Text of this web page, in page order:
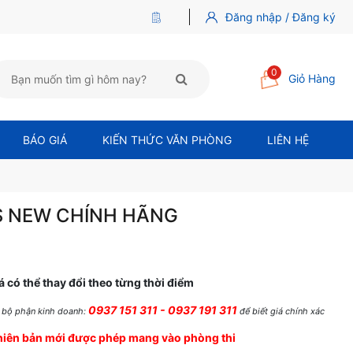
Đăng nhập / Đăng ký
0 Giỏ Hàng
BÁO GIÁ KIẾN THỨC VĂN PHÒNG LIÊN HỆ
NEW CHÍNH HÃNG
có thể thay đổi theo từng thời điểm
phận kinh doanh: 0937 151 311 - 0937 191 311 để biết giá chính xác
bản mới được phép mang vào phòng thi